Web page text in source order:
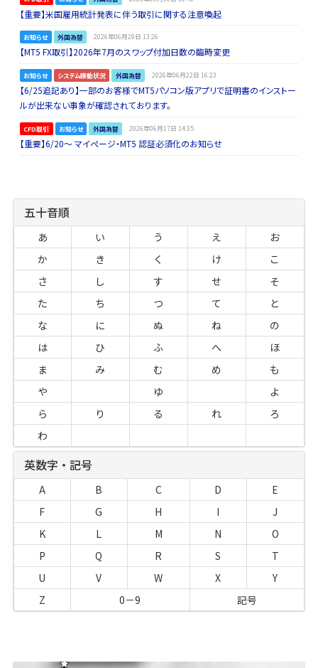
【重要】米国雇用統計発表に伴う取引に関する注意喚起
お知らせ 外国為替 2026年06月29日 13:26
【MT5 FX取引】2026年7月のスワップ付加日数の臨時変更
お知らせ システム稼動状況 外国為替 2026年06月22日 16:23
【6/25追記あり】一部のお客様でMT5パソコン版アプリで証明書のインストー
ルが出来ない事象が確認されております。
CFD取引 お知らせ 外国為替 2026年06月17日 14:35
【重要】6/20～ マイページ・MT5 認証必須化のお知らせ
五十音順
あ い う え
お
か
き く け
こ
さ
し す せ
そ
た
ち つ て
と
な
に ぬ ね
の
は
ひ ふ へ
ほ
ま
み む め
も
や
ゆ
よ
ら
り る れ
ろ
わ
英数字・記号
A B C D
E
F
G H I
J
K
L M N
O
P
Q R S
T
U
V W X
Y
Z
0－9 記号